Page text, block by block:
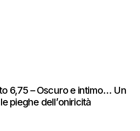
6,75 – Oscuro e intimo… Un
pieghe dell’oniricità